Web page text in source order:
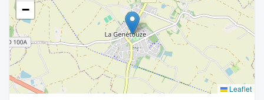
−
Leaflet